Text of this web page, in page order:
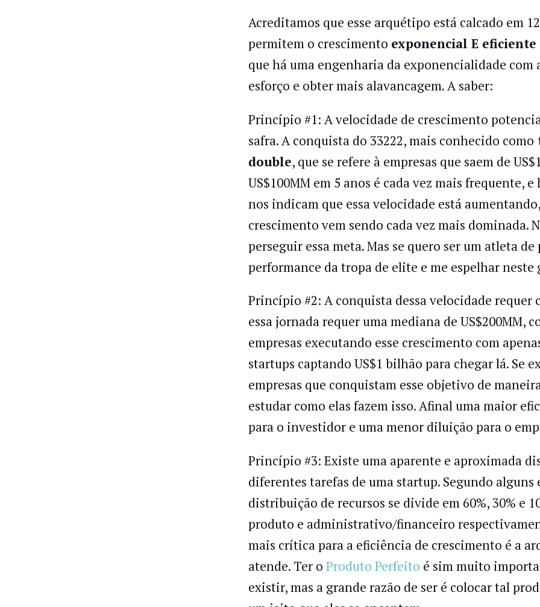
Acreditamos que esse arquétipo está calcado em
permitem o crescimento exponencial E eficiente
que há uma engenharia da exponencialidade com
esforço e obter mais alavancagem. A saber:
Princípio #1: A velocidade de crescimento
safra. A conquista do 33222, mais conhecido como
double, que se refere à empresas que saem de
US$100MM em 5 anos é cada vez mais frequente,
nos indicam que essa velocidade está
crescimento vem sendo cada vez mais dominada.
perseguir essa meta. Mas se quero ser um atleta
performance da tropa de elite e me espelhar neste
Princípio #2: A conquista dessa velocidade requer
essa jornada requer uma mediana de US$200MM,
empresas executando esse crescimento com
startups captando US$1 bilhão para chegar lá. Se
empresas que conquistam esse objetivo de
estudar como elas fazem isso. Afinal uma maior
para o investidor e uma menor diluição para o
Princípio #3: Existe uma aparente e aproximada
diferentes tarefas de uma startup. Segundo alguns
distribuição de recursos se divide em 60%, 30% e
produto e administrativo/financeiro
mais crítica para a eficiência de crescimento é a
atende. Ter o Produto Perfeito é sim muito
existir, mas a grande razão de ser é colocar tal